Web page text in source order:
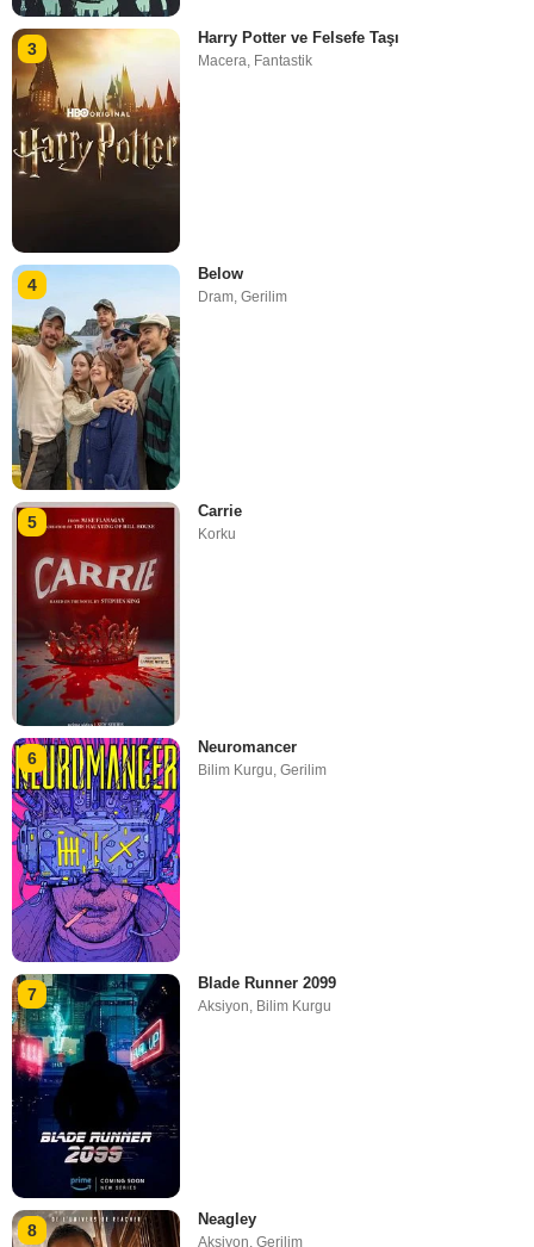
3
Harry Potter ve Felsefe Taşı
Macera, Fantastik
4
Below
Dram,Gerilim
5
Carrie
Korku
6
Neuromancer
Bilim Kurgu,Gerilim
7
Blade Runner 2099
Aksiyon, Bilim Kurgu
8
Neagley
Aksiyon,Gerilim